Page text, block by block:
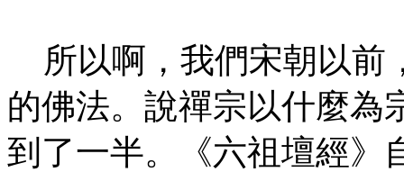
所以啊，我們宋朝以前
的佛法。說禪宗以什麼為
到了一半。《六祖壇經》